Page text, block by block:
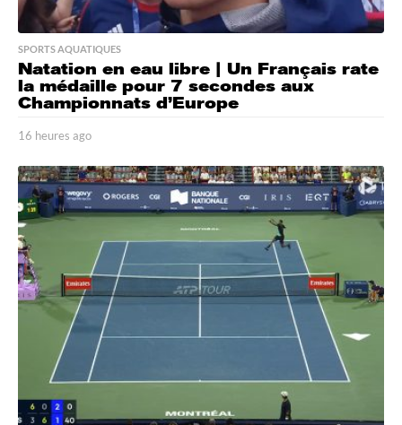
SPORTS AQUATIQUES
Natation en eau libre | Un Français rate
la médaille pour 7 secondes aux
Championnats d’Europe
16 heures ago
h
e
r
s
a
g
o